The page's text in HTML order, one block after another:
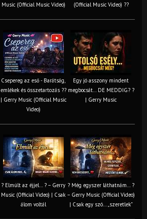
Music (Official Music Video)
(Official Music Video) ??
Csepereg az eső - Barátság,
emlékek és összetartozás ?️?
| Gerry Music (Official Music
Video)
Egy jó asszony mindent
megbocsát… DE MEDDIG? ?
| Gerry Music
? Elmúlt az éjjel… ? – Gerry
Music (Official Video) | Csak
álom voltál
? Még egyszer láthatnám… ?
– Gerry Music (Official Video)
| Csak egy szó… „szeretlek”